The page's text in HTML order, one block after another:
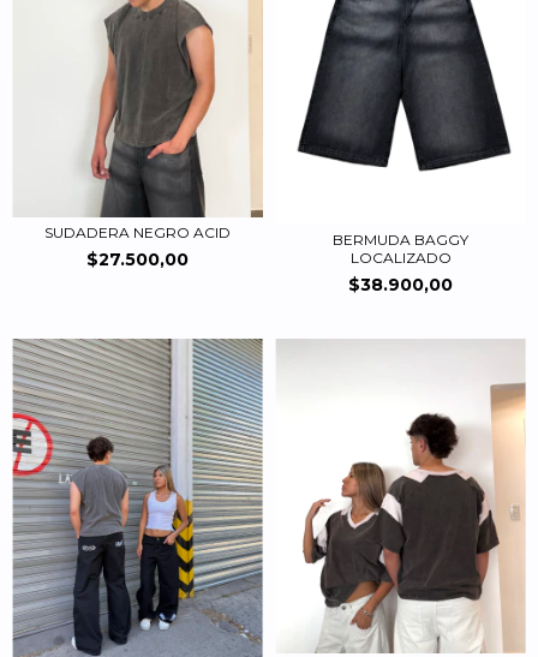
SUDADERA NEGRO ACID
$27.500,00
BERMUDA BAGGY
LOCALIZADO
$38.900,00